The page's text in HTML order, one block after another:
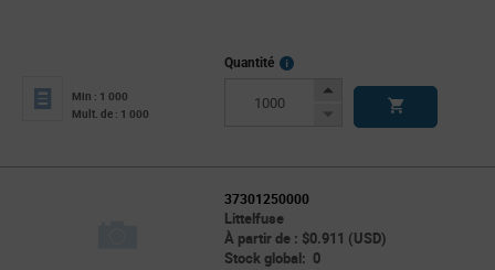
Min : 1 000
Mult. de : 1 000
Quantité
More
Increase
Decrease
37301250000
Littelfuse
À partir de : $0.911 (USD)
Stock global: 0